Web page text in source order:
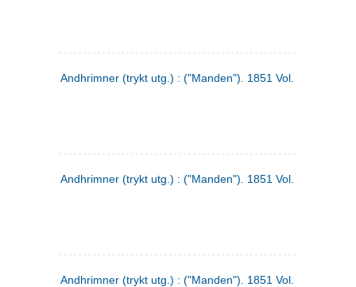
Andhrimner (trykt utg.) : ("Manden"). 1851 Vol. 2 Nr. 1
Andhrimner (trykt utg.) : ("Manden"). 1851 Vol. 1 Nr. 10
Andhrimner (trykt utg.) : ("Manden"). 1851 Vol. 1 Nr. 3